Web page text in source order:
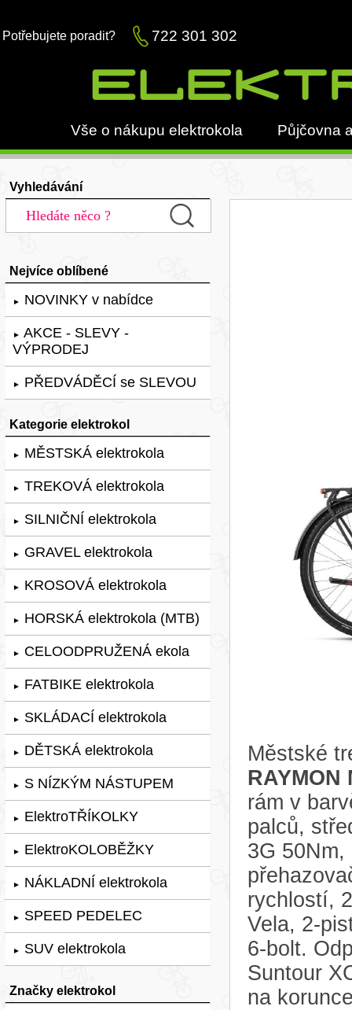
Potřebujete poradit? 722 301 302
Vše o nákupu elektrokola Půjčovna
Vyhledávání
Nejvíce oblíbené
► NOVINKY v nabídce
► AKCE - SLEVY -
VÝPRODEJ
► PŘEDVÁDĚCÍ se SLEVOU
Kategorie elektrokol
► MĚSTSKÁ elektrokola
► TREKOVÁ elektrokola
► SILNIČNÍ elektrokola
► GRAVEL elektrokola
► KROSOVÁ elektrokola
► HORSKÁ elektrokola (MTB)
► CELOODPRUŽENÁ ekola
► FATBIKE elektrokola
► SKLÁDACÍ elektrokola
► DĚTSKÁ elektrokola
► S NÍZKÝM NÁSTUPEM
► ElektroTŘÍKOLKY
► ElektroKOLOBĚŽKY
► NÁKLADNÍ elektrokola
► SPEED PEDELEC
► SUV elektrokola
Značky elektrokol
Městské
RAYMON
rám v
palců,
3G 50Nm,
rychlostí,
Vela, 2-
6-bolt.
Suntour
na